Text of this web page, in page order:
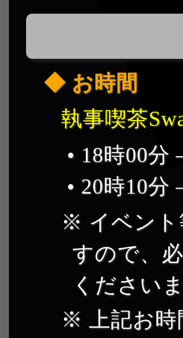
お時間
執事喫茶
• 18時00分
• 20時10分
イベン
すので、
くださいま
上記お